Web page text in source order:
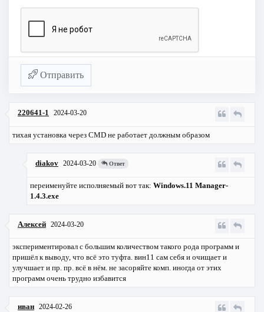
Отправить
220641-1 2024-03-20
тихая установка через CMD не работает должным образом
diakov 2024-03-20 Ответ
переименуйте исполняемый вот так: Windows.11 Manager-
1.4.3.exe
Алексей 2024-03-20
экспериментировал с большим количеством такого рода программ и
пришёл к выводу, что всё это туфта. вин11 сам себя и очищает и
улучшает и пр. пр. всё в нём. не засоряйте комп. иногда от этих
программ очень трудно избавится
иван 2024-02-26